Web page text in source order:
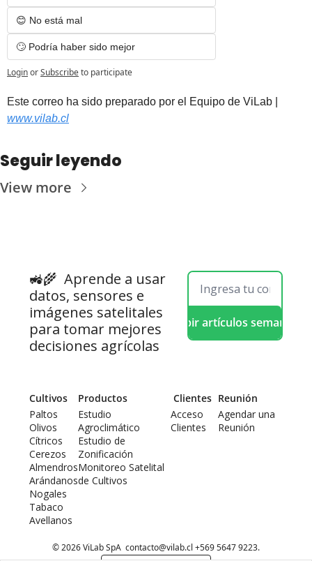
😊 No está mal
🙄 Podría haber sido mejor
LoginorSubscribeto participate
Est
www.vilab.cl
Seguir leyendo
View more
🚜🌾 Aprende a usar
datos, sensores e
imágenes satelitales
para tomar mejores
decisiones agrícolas
Recibir artículos semanales
Cultivos
Paltos
Olivos
Cítricos
Cerezos
Almendros
Arándanos
Nogales
Tabaco
Avellanos
Productos
Estudio
Agroclimático
Estudio de
Zonificación
Monitoreo Satelital
de Cultivos
Clientes
Acceso
Clientes
Reunión
Agendar una
Reunión
© 2026 ViLab SpA contacto@vilab.cl +569 5647 9223.